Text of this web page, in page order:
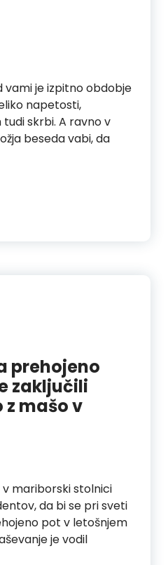
vami je izpitno obdobje
napetosti,
skrbi. A ravno v
beseda vabi, da
prehojeno
zaključili
mašo v
mariborski stolnici
da bi se pri sveti
pot v letošnjem
je vodil